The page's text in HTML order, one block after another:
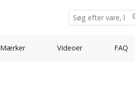
Mærker Videoer FAQ